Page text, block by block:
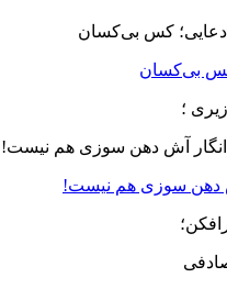
بی‌کسان
؛
دهن سوزی هم نیست!